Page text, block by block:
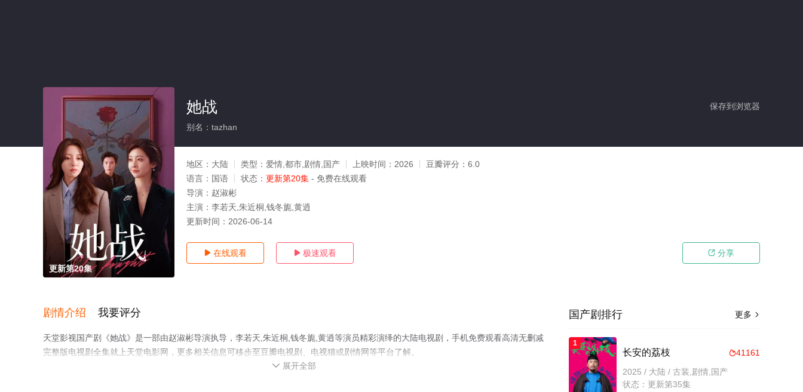
更新第20集
保存到浏览器
她战
别名：tazhan
地区： 大陆 类型： 爱情,都市,剧情,国产 上映时间： 2026 豆瓣评分： 6.0
语言： 国语 状态： 更新第20集 - 免费在线观看
导演： 赵淑彬
主演： 李若天,朱近桐,钱冬旎,黄逍
更新时间： 2026-06-14
 在线观看  极速观看  分享
剧情介绍 我要评分
天堂影视国产剧《她战》是一部由赵淑彬导演执导，李若天,朱近桐,钱冬旎,黄逍等演员精彩演绎的大陆电视剧，手机免费观看高清无删减
完整版电视剧全集就上天堂电影网，更多相关信息可移步至豆瓣电视剧、电视猫或剧情网等平台了解。
 展开全部
更多 
国产剧排行
1
41161
长安的荔枝
2025 / 大陆 / 古装,剧情,国产
状态：更新第35集